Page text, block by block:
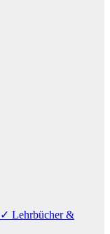
✓ Lehrbücher &